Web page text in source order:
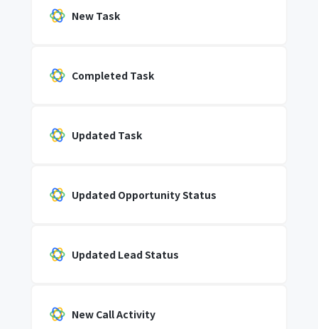
New Task
Completed Task
Updated Task
Updated Opportunity Status
Updated Lead Status
New Call Activity